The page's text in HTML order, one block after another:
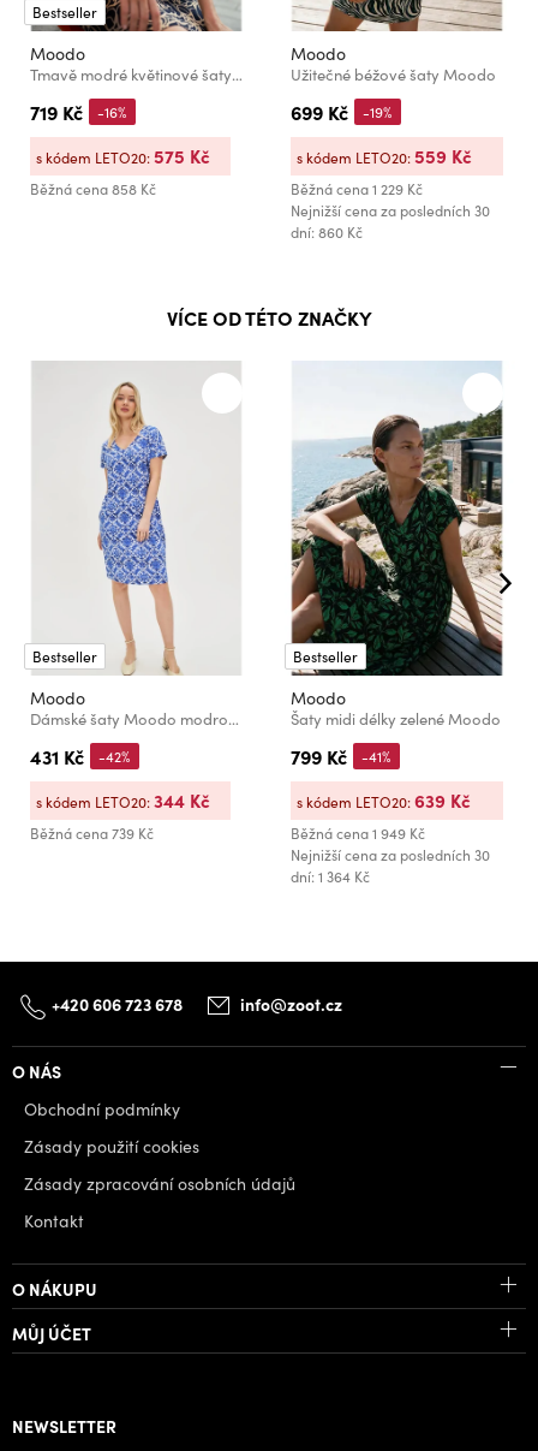
Bestseller
Moodo
Tmavě modré květinové šaty Moodo
719 Kč
Běžná cena858 Kč
-16%
s kódem LETO20:575 Kč
Moodo
Užitečné béžové šaty Moodo
699 Kč
Běžná cena1 229 Kč
Nejnižší cena za posledních 30
dní: 860 Kč
-19%
s kódem LETO20:559 Kč
VÍCE OD TÉTO ZNAČKY
Bestseller
Moodo
Dámské šaty Moodo modro-bílé
431 Kč
Běžná cena739 Kč
-42%
s kódem LETO20:344 Kč
Bestseller
Moodo
Šaty midi délky zelené Moodo
799 Kč
Běžná cena1 949 Kč
Nejnižší cena za posledních 30
dní: 1 364 Kč
-41%
s kódem LETO20:639 Kč
+420 606 723 678 info@zoot.cz
O NÁS
Obchodní podmínky
Zásady použití cookies
Zásady zpracování osobních údajů
Kontakt
O NÁKUPU
MŮJ ÚČET
NEWSLETTER